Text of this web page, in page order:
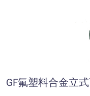
GF氟塑料合金立